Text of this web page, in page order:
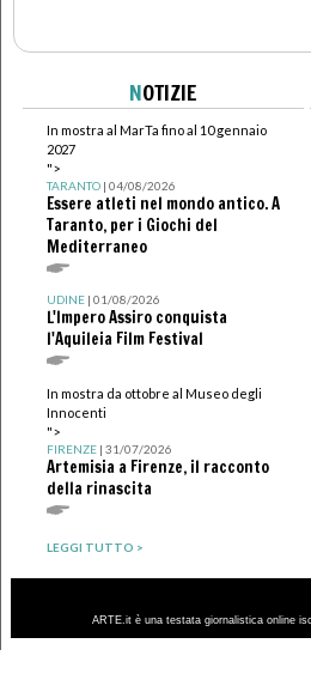
NOTIZIE
In mostra al MarTa fino al 10 gennaio
2027
">
TARANTO| 04/08/2026
Essere atleti nel mondo antico. A
Taranto, per i Giochi del
Mediterraneo
UDINE| 01/08/2026
L'Impero Assiro conquista
l'Aquileia Film Festival
In mostra da ottobre al Museo degli
Innocenti
">
FIRENZE| 31/07/2026
Artemisia a Firenze, il racconto
della rinascita
LEGGI TUTTO >
ARTE.it è una testata giornalistica online